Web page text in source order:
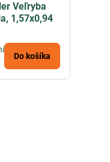
Veľryba
1,57x0,94
Do košíka